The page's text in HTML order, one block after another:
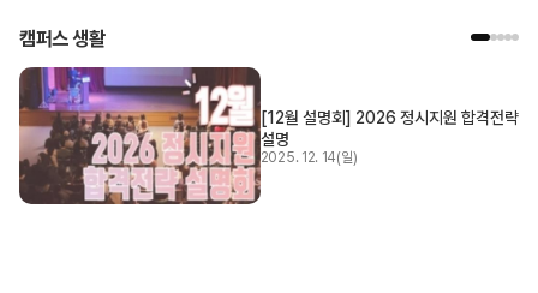
캠퍼스 생활
[12월 설명회] 2026 정시지원 합격전략
설명
2025. 12. 14(일)